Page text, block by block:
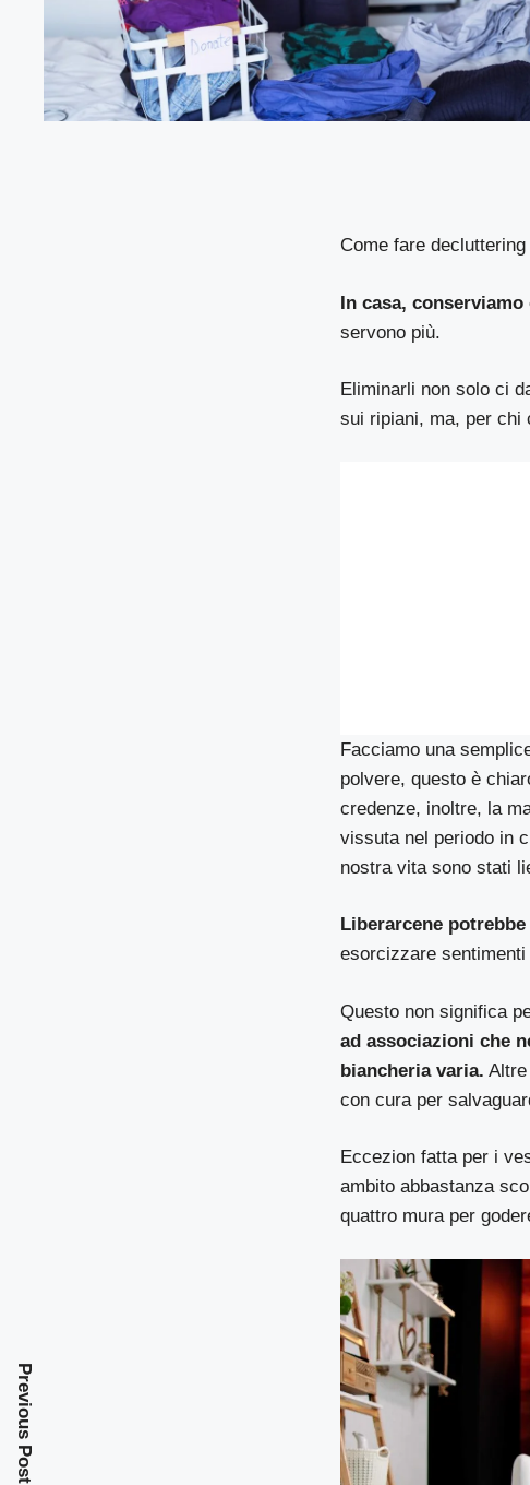
Come fare
In casa,
servono più.
Eliminarli non solo ci
sui ripiani, ma, per chi
Facciamo una
polvere, questo è
credenze, inoltre, la
vissuta nel periodo in
nostra vita sono stati
Liberarcene
esorcizzare
Questo non significa
ad associazioni che
biancheria varia.
con cura per
Eccezion fatta per i
ambito abbastanza
quattro mura per
Previous Post